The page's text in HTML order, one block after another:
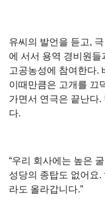
유씨의 발언을 듣고,
에 서서 용역 경비원
고공농성에 참여한다.
이때만큼은 고개를 끄
가면서 연극은 끝난다
다.
“우리 회사에는 높은
성당의 종탑도 없어요.
라도 올라갑니다.”